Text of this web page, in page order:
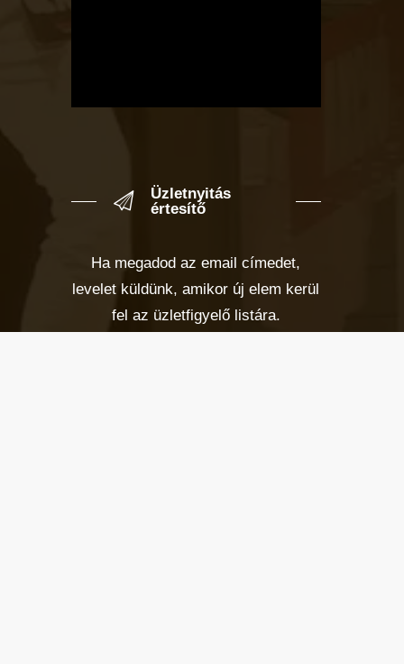
Üzletnyitás
értesítő
Ha megadod az email címedet,
levelet küldünk, amikor új elem kerül
fel az üzletfigyelő listára.